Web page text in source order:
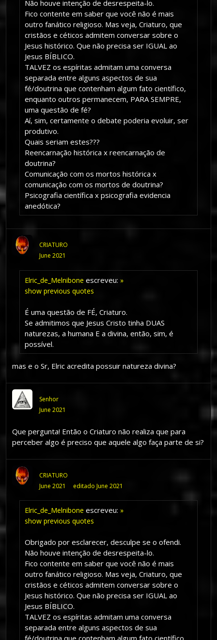
Não houve intenção de desrespeita-lo.
Fico contente em saber que você não é mais
outro fanático religioso. Mas veja, Criaturo, que
cristãos e céticos admitem conversar sobre o
Jesus histórico. Que não precisa ser IGUAL ao
Jesus BÍBLICO.
TALVEZ os espíritas admitam uma conversa
separada entre alguns aspectos de sua
fé/doutrina que contenham algum fato científico,
enquanto outros permanecem, PARA SEMPRE,
uma questão de fé?
Aí, sim, certamente o debate poderia evoluir, ser
produtivo.
Quais seriam estes???
Reencarnação histórica x reencarnação de
doutrina?
Comunicação com os mortos histórica x
comunicação com os mortos de doutrina?
Psicografia científica x psicografia evidencia
anedótica?
CRIATURO
June 2021
Elric_de_Melnibone escreveu: »
show previous quotes
É uma questão de FÉ, Criaturo.
Se admitimos que Jesus Cristo tinha DUAS
naturezas, a humana E a divina, então, sim, é
possível.
mas e o Sr, Elric acredita possuir natureza divina?
Senhor
June 2021
Que pergunta! Então o Criaturo não realiza que para
perceber algo é preciso que aquele algo faça parte de si?
CRIATURO
June 2021
editado June 2021
Elric_de_Melnibone escreveu: »
show previous quotes
Obrigado por esclarecer, desculpe se o ofendi.
Não houve intenção de desrespeita-lo.
Fico contente em saber que você não é mais
outro fanático religioso. Mas veja, Criaturo, que
cristãos e céticos admitem conversar sobre o
Jesus histórico. Que não precisa ser IGUAL ao
Jesus BÍBLICO.
TALVEZ os espíritas admitam uma conversa
separada entre alguns aspectos de sua
fé/doutrina que contenham algum fato científico,